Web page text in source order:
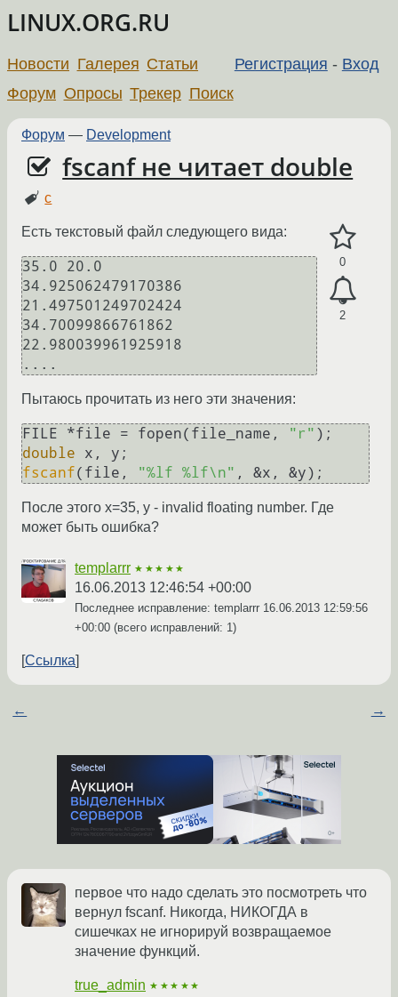
LINUX.ORG.RU
Регистрация - Вход
Новости Галерея Статьи
Форум Опросы Трекер Поиск
Форум — Development
fscanf не читает double
c
0
2
Есть текстовый файл следующего вида:
35.0 20.0
34.925062479170386
21.497501249702424
34.70099866761862
22.980039961925918
....
Пытаюсь прочитать из него эти значения:
FILE *file = fopen(file_name, "r"
double
fscanf(file, "%lf %lf\n" , &x, &y);
После этого x=35, y - invalid floating number. Где
может быть ошибка?
templarrr ★★★★★
16.06.2013 12:46:54 +00:00
Последнее исправление: templarrr 16.06.2013 12:59:56
+00:00 (всего исправлений: 1)
Ссылка
← →
первое что надо сделать это посмотреть что
вернул fscanf. Никогда, НИКОГДА в
сишечках не игнорируй возвращаемое
значение функций.
true_admin ★★★★★